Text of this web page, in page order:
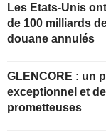
Les Etats-Unis
de 100 milliards
douane annulés
GLENCORE : un premier semestre
exceptionnel et
prometteuses